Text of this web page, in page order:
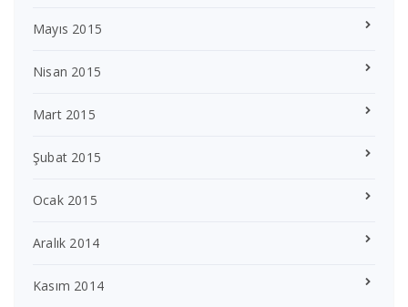
Mayıs 2015
Nisan 2015
Mart 2015
Şubat 2015
Ocak 2015
Aralık 2014
Kasım 2014